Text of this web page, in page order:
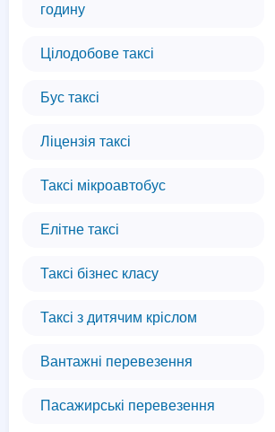
годину
Цілодобове таксі
Бус таксі
Ліцензія таксі
Таксі мікроавтобус
Елітне таксі
Таксі бізнес класу
Таксі з дитячим кріслом
Вантажні перевезення
Пасажирські перевезення